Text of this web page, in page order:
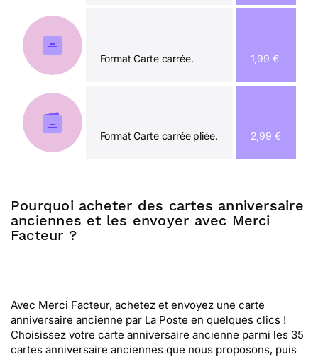
Format Carte carrée. 1,99 €
Format Carte carrée pliée. 2,99 €
Pourquoi acheter des cartes anniversaire
anciennes et les envoyer avec Merci
Facteur ?
Avec Merci Facteur, achetez et envoyez une carte
anniversaire ancienne par La Poste en quelques clics !
Choisissez votre carte anniversaire ancienne parmi les 35
cartes anniversaire anciennes que nous proposons, puis